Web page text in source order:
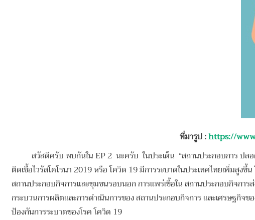
ที่มารูป:https://
สวัสดีครับ พบกันใน EP 2 นะครับ ในประเด็น “สถานประกอบการ ปลอด
ติดเชื้อไวรัสโคโรนา 2019 หรือ โควิด 19 มีการระบาดในประเทศไทยเพิ่มสูง
สถานประกอบกิจการและชุมชนรอบนอก การแพร่เชื้อใน สถานประกอบกิจกา
กระบวนการผลิตและการดำเนินการของ สถานประกอบกิจการ และเศรษฐกิจ
ป้องกันการระบาดของโรค โควิด 19